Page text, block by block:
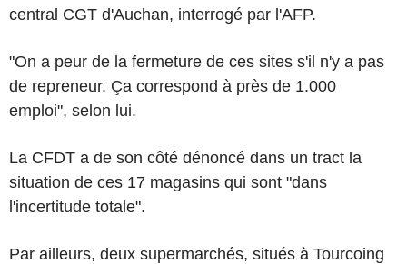
central CGT d'Auchan, interrogé par l'AFP.
"On a peur de la fermeture de ces sites s'il n'y a pas
de repreneur. Ça correspond à près de 1.000
emploi", selon lui.
La CFDT a de son côté dénoncé dans un tract la
situation de ces 17 magasins qui sont "dans
l'incertitude totale".
Par ailleurs, deux supermarchés, situés à Tourcoing